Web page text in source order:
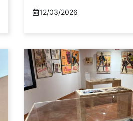
12/03/2026